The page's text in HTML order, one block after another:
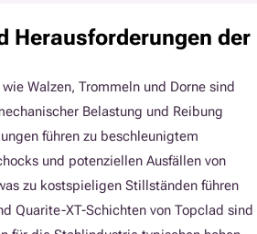
Herausforderungen der
Walzen, Trommeln und Dorne sind
Belastung und Reibung
führen zu beschleunigtem
und potenziellen Ausfällen von
zu kostspieligen Stillständen führen
Quarite-XT-Schichten von Topclad sind